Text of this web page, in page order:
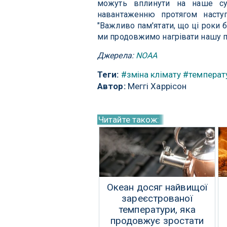
можуть вплинути на наше
навантаженню протягом
"Важливо пам'ятати, що ці роки
ми продовжимо нагрівати нашу
Джерела: NOAA
Теги: #зміна клімату
Автор:Меггі Харрісон
Читайте також:
Океан досяг найвищої
зареєстрованої
температури, яка
продовжує зростати